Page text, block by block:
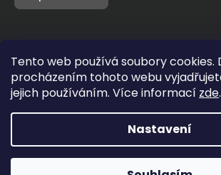
Tento web používá soubory cookies.
procházením tohoto webu
jejich používáním. Více informací zde.
Nastavení
Vytvořil Shoptet
BARIDI wear®. Všechna